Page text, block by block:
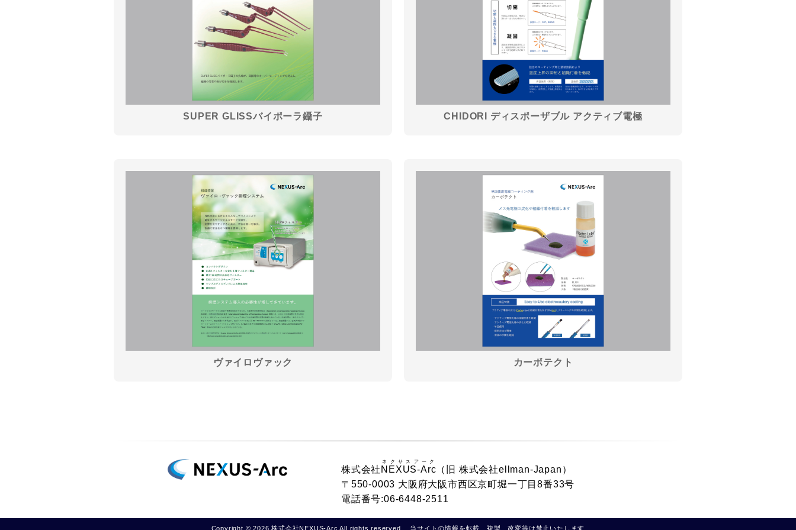
SUPER GLISSバイポーラ鑷子 CHIDORI ディスポーザブル アクティブ電極
ヴァイロヴァック カーボテクト
株式会社 NEXUS-Arc
ネクサスアーク
（旧 株式会社ellman-Japan）
〒550-0003 大阪府大阪市西区京町堀一丁目8番33号
電話番号:06-6448-2511
Copyright © 2026 株式会社NEXUS-Arc All rights reserved. 当サイトの情報を転載、複製、改変等は禁止いたします